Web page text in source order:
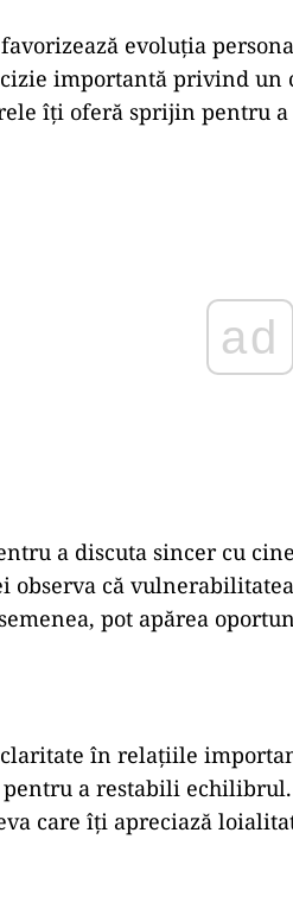
favorizează evoluția
importantă privind un
îți oferă sprijin pentru a
ad
a discuta sincer cu
observa că vulnerabilitatea
pot apărea
claritate în relațiile
pentru a restabili echilibrul.
care îți apreciază